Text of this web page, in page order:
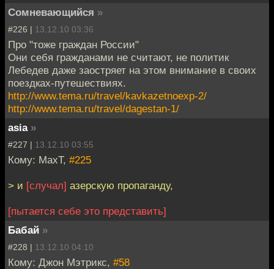
Сомневающийся »
#226 | 13.12.10 03:36
Про "тоже граждан России"
Они себя гражданами не считают, не политик
Лебедев даже заостряет на этом внимание в своих
поездках-путешествиях.
http://www.tema.ru/travel/kavkazetnoexp-2/
http://www.tema.ru/travel/dagestan-1/
asia »
#227 | 13.12.10 03:55
Кому: MaxT, #225
> и [случал] азерскую пропаганду,
[пытается себе это представить]
Бабай »
#228 | 13.12.10 04:10
Кому: Джон Мэтрикс, #58